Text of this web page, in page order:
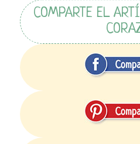
COMPARTE EL